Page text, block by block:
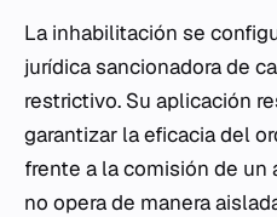
La inhabilitación se
jurídica sancionadora de
restrictivo. Su aplicación
garantizar la eficacia del
frente a la comisión de un
no opera de manera